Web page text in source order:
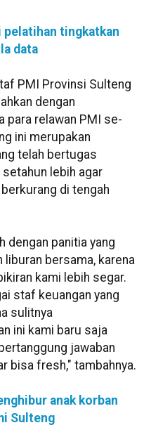
pelatihan tingkatkan
data
PMI Provinsi Sulteng
dengan
para relawan PMI se-
ini merupakan
telah bertugas
lebih agar
di tengah
dengan panitia yang
liburan bersama, karena
kami lebih segar.
staf keuangan yang
sulitnya
ini kami baru saja
jawaban
bisa fresh," tambahnya.
anak korban
Sulteng